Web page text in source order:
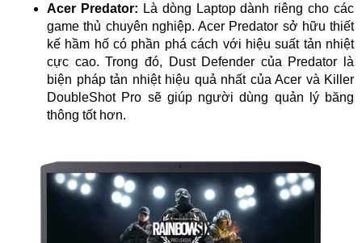
Acer Predator: Là dòng Laptop dành riêng cho các
game thủ chuyên nghiệp. Acer Predator sở hữu thiết
kế hầm hố có phần phá cách với hiệu suất tản nhiệt
cực cao. Trong đó, Dust Defender của Predator là
biện pháp tản nhiệt hiệu quả nhất của Acer và Killer
DoubleShot Pro sẽ giúp người dùng quản lý băng
thông tốt hơn.